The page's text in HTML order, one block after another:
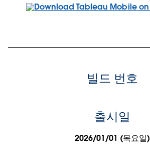
빌드 번호
출시일
2026/01/01 (목요일)